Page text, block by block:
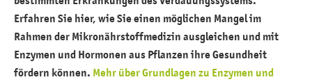
Sekundäre Pflanzenstoffe
Sonstige Substanzen
Vitamine
Erfahren Sie hier, wie Sie einen möglichen Mangel im
Rahmen der Mikronährstoffmedizin ausgleichen und mit
Enzymen und Hormonen aus Pflanzen ihre Gesundheit
fördern können. Mehr über Grundlagen zu Enzymen und